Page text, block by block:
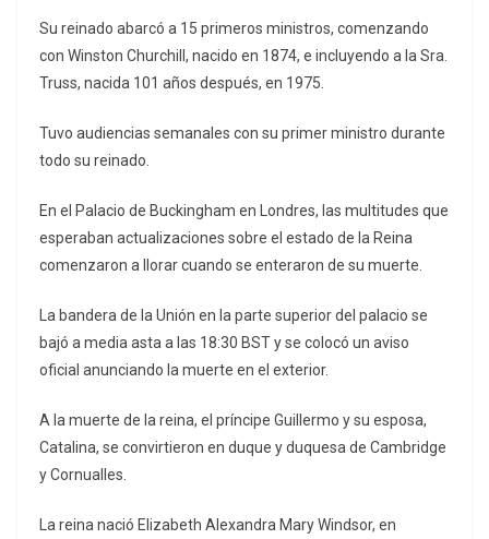
Su reinado abarcó a 15 primeros ministros, comenzando
con Winston Churchill, nacido en 1874, e incluyendo a la Sra.
Truss, nacida 101 años después, en 1975.
Tuvo audiencias semanales con su primer ministro durante
todo su reinado.
En el Palacio de Buckingham en Londres, las multitudes que
esperaban actualizaciones sobre el estado de la Reina
comenzaron a llorar cuando se enteraron de su muerte.
La bandera de la Unión en la parte superior del palacio se
bajó a media asta a las 18:30 BST y se colocó un aviso
oficial anunciando la muerte en el exterior.
A la muerte de la reina, el príncipe Guillermo y su esposa,
Catalina, se convirtieron en duque y duquesa de Cambridge
y Cornualles.
La reina nació Elizabeth Alexandra Mary Windsor, en